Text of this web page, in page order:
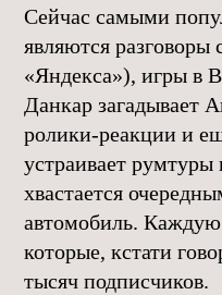
Сейчас самыми
являются
«Яндекса»), игры в
Данкар загадывает
ролики-реакции и
устраивает
хвастается
автомобиль.
которые, кстати
тысяч подписчиков.